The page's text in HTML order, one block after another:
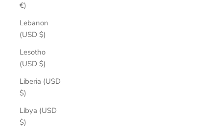
€)
Lebanon
(USD $)
Lesotho
(USD $)
Liberia (USD
$)
Libya (USD
$)